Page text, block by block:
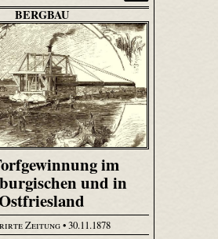
BERGBAU
im
und in
Zeitung• 30.11.1878